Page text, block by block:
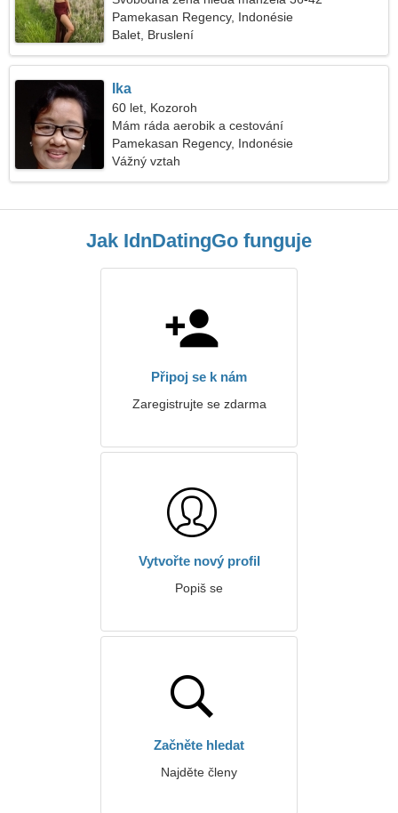
Pamekasan Regency, Indonésie
Balet, Bruslení
Ika
60 let, Kozoroh
Mám ráda aerobik a cestování
Pamekasan Regency, Indonésie
Vážný vztah
Jak IdnDatingGo funguje
Připoj se k nám
Zaregistrujte se zdarma
Vytvořte nový profil
Popiš se
Začněte hledat
Najděte členy